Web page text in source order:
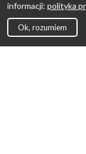
informacji: polityka
Ok, rozumiem